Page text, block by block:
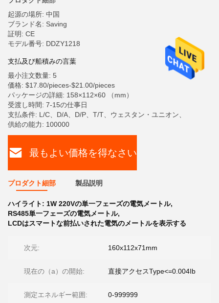
起源の場所: 中国
ブランド名: Saving
証明: CE
モデル番号: DDZY1218
支払及び船積みの言葉
最小注文数量: 5
価格: $17.80/pieces-$21.00/pieces
パッケージの詳細: 158×112×60 （mm）
受渡し時間: 7-15の仕事日
支払条件: L/C、D/A、D/P、T/T、ウェスタン・ユニオン、
供給の能力: 100000
最もよい価格を得なさい
プロダクト細部 製品説明
ハイライト: 1W 220Vの単一フェーズの電気メートル,
RS485単一フェーズの電気メートル,
LCDはスマートな前払いされた電気のメートルを表示する
次元: 160x112x71mm
現在の（a）の開始: 直接アクセスType<=0.004Ib
測定エネルギー範囲: 0-999999